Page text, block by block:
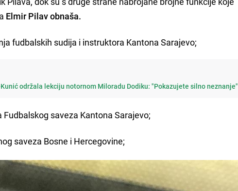
Elmir Pilav obnaša.
fudbalskih sudija i instruktora Kantona Sarajevo;
Kunić održala lekciju notornom Miloradu Dodiku: "Pokazujete silno neznanje"
saveza Kantona Sarajevo;
saveza Bosne i Hercegovine;